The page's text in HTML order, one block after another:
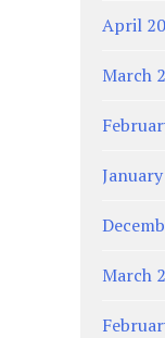
April
March
March